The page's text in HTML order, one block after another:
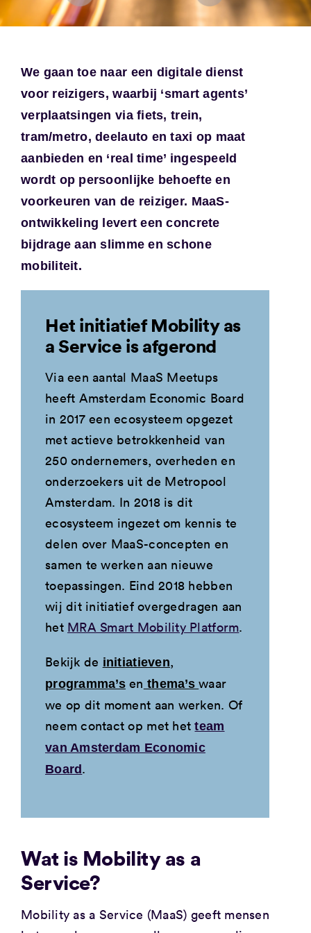
We gaan toe naar een digitale dienst
voor reizigers, waarbij ‘smart agents’
verplaatsingen via fiets, trein,
tram/metro, deelauto en taxi op maat
aanbieden en ‘real time’ ingespeeld
wordt op persoonlijke behoefte en
voorkeuren van de reiziger. MaaS-
ontwikkeling levert een concrete
bijdrage aan slimme en schone
mobiliteit.
Het initiatief Mobility as
a Service is afgerond
Via een aantal MaaS Meetups
heeft Amsterdam Economic Board
in 2017 een ecosysteem opgezet
met actieve betrokkenheid van
250 ondernemers, overheden en
onderzoekers uit de Metropool
Amsterdam. In 2018 is dit
ecosysteem ingezet om kennis te
delen over MaaS-concepten en
samen te werken aan nieuwe
toepassingen. Eind 2018 hebben
wij dit initiatief overgedragen aan
het MRA Smart Mobility Platform.
Bekijk de initiatieven,
programma’sen thema’swaar
we op dit moment aan werken. Of
neem contact op met hetteam
van Amsterdam Economic
Board.
Wat is Mobility as a
Service?
Mobility as a Service (MaaS) geeft mensen